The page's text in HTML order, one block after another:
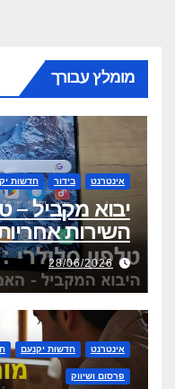
מומלץ עבורך
אינטרנט בידור חדשות
יבוא מקביל –
השירות
28/06/2026
אינטרנט חדשות יקנעם
פרסום ושיווק